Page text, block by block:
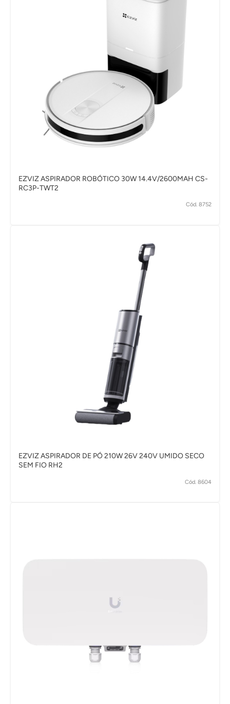
EZVIZ ASPIRADOR ROBÓTICO 30W 14.4V/2600MAH CS-
RC3P-TWT2
Cód. 8752
EZVIZ ASPIRADOR DE PÓ 210W 26V 240V UMIDO SECO
SEM FIO RH2
Cód. 8604